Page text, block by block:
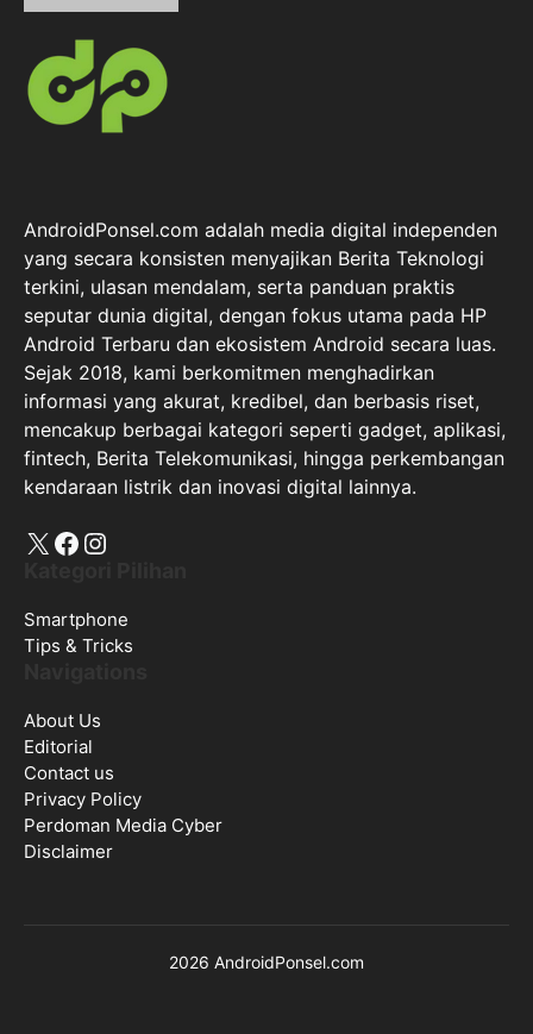
AndroidPonsel.com adalah media digital independen
yang secara konsisten menyajikan Berita Teknologi
Android Terbaru dan ekosistem Android secara luas.
Sejak 2018, kami berkomitmen menghadirkan
informasi yang akurat, kredibel, dan berbasis riset,
mencakup berbagai kategori seperti gadget, aplikasi,
fintech, Berita Telekomunikasi, hingga perkembangan
kendaraan listrik dan inovasi digital lainnya.
X Facebook
Instagram
Kategori Pilihan
Smartphone
Navigations
Editorial
Contact us
Disclaimer
2026 AndroidPonsel.com